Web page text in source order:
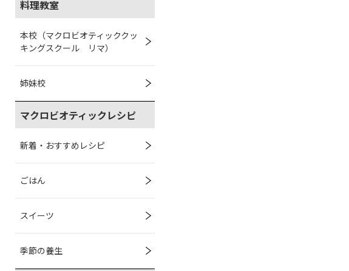
料理教室
本校（マクロビオティッククッ
キングスクール リマ）
姉妹校
マクロビオティックレシピ
新着・おすすめレシピ
ごはん
スイーツ
季節の養生